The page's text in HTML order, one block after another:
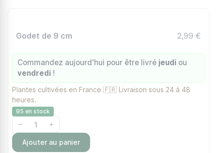
Godet de 9 cm 2,99 €
Commandez aujourd'hui pour être livré jeudi ou
vendredi !
Plantes cultivées en France 🇫🇷 Livraison sous 24 à 48
heures.
95 en stock
Ajouter au panier